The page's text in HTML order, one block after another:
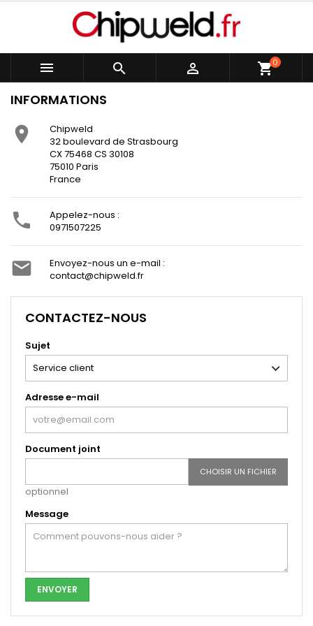
   shopping_cart0
INFORMATIONS

Chipweld
32 boulevard de Strasbourg
CX 75468 CS 30108
75010 Paris
France

Appelez-nous :
0971507225

Envoyez-nous un e-mail :
contact@chipweld.fr
CONTACTEZ-NOUS
Sujet
Adresse e-mail
Document joint
CHOISIR UN FICHIER
optionnel
Message